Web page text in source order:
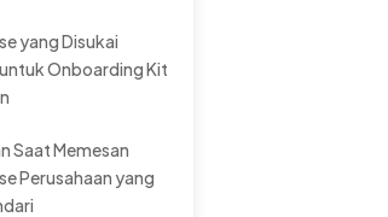
yang Disukai
Onboarding Kit
Saat Memesan
Perusahaan yang